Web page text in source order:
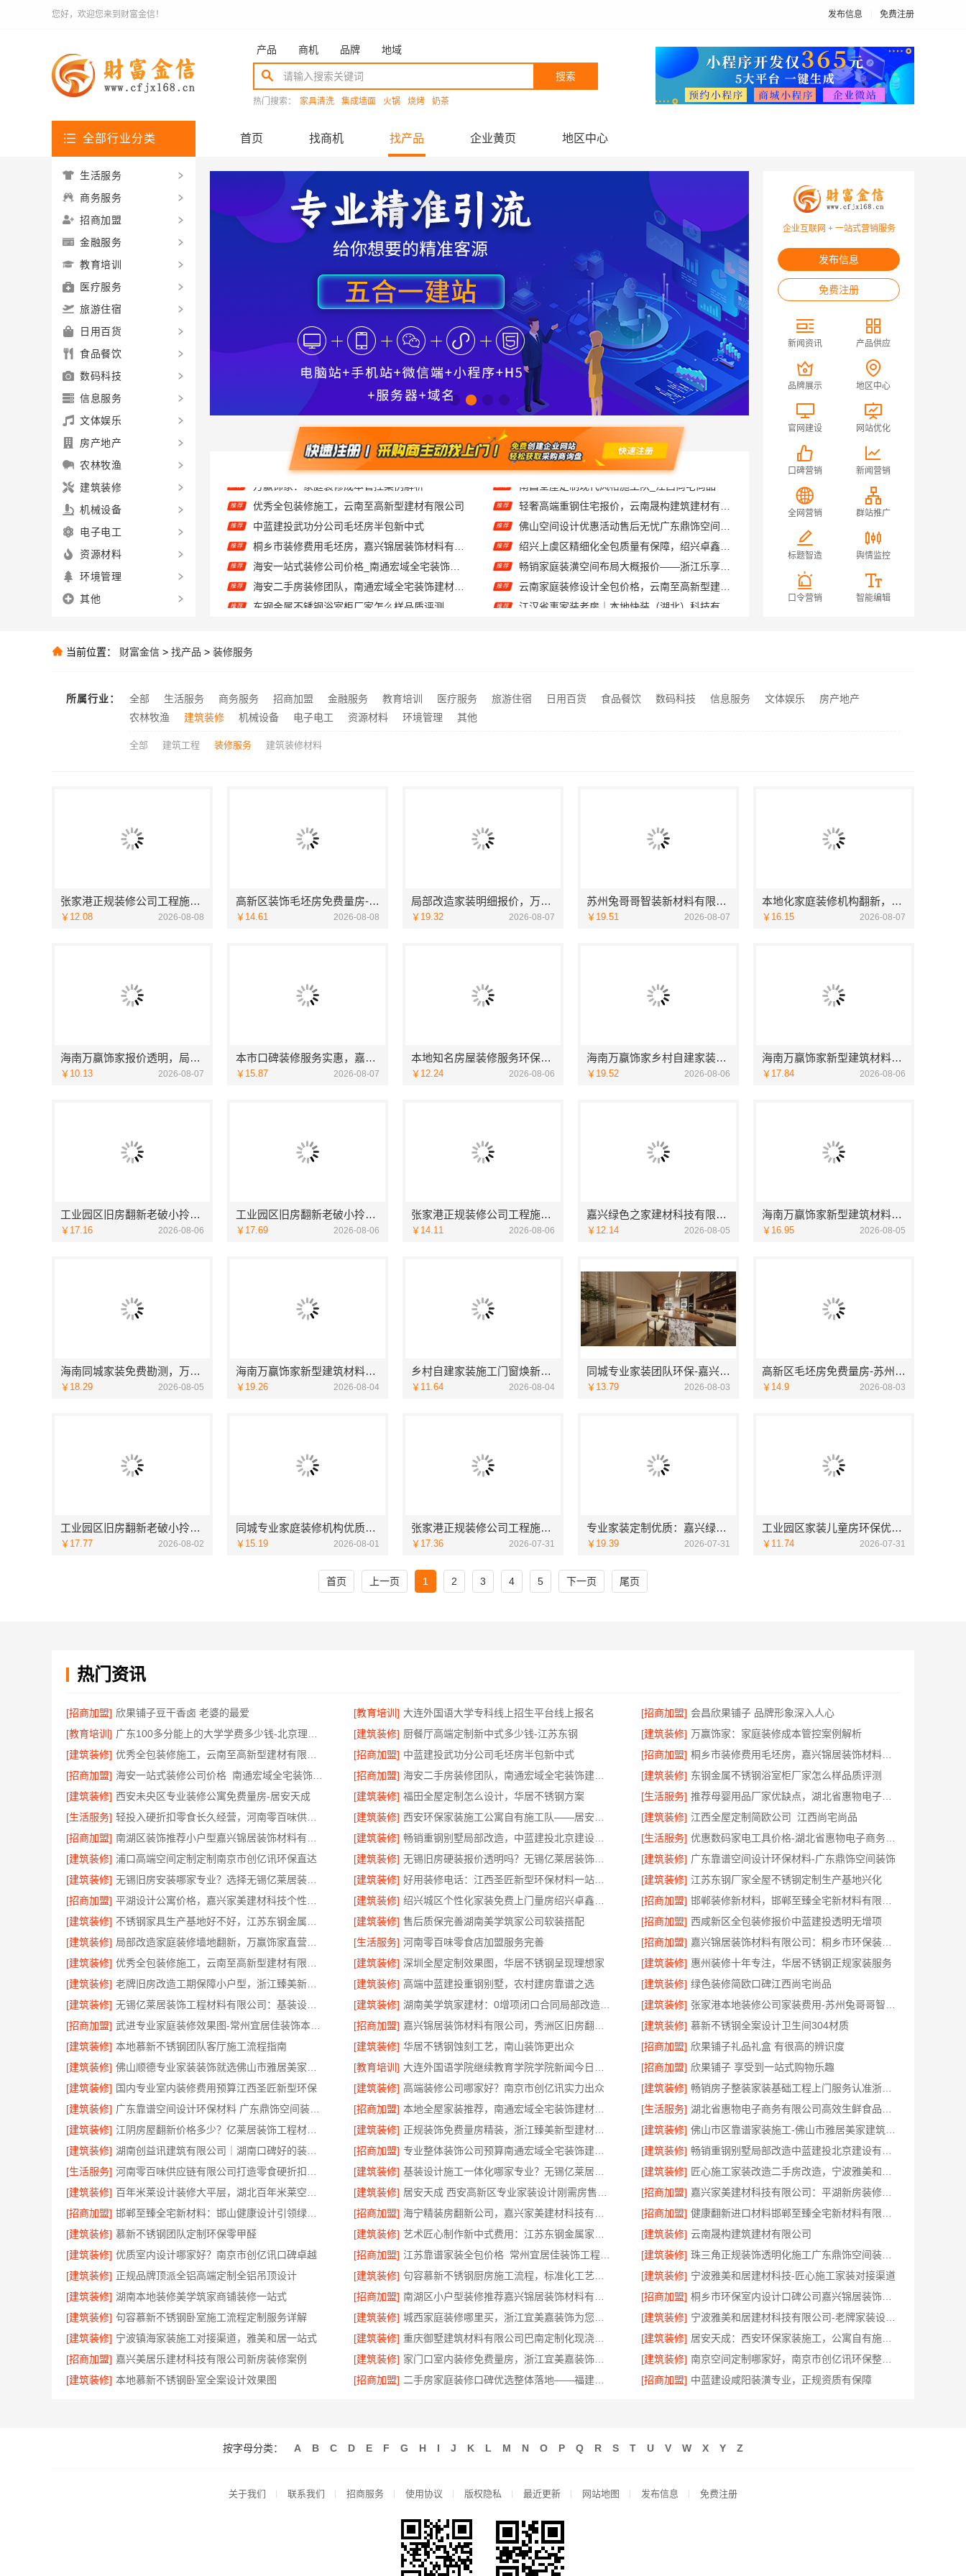
您好，欢迎您来到财富金信！ 发布信息 免费注册
产品 商机 品牌 地域
搜索
热门搜索： 家具清洗 集成墙面 火锅 烧烤 奶茶
全部行业分类 首页 找商机 找产品 企业黄页 地区中心
推荐 优秀全包装修施工，云南至高新型建材有限公司
推荐 中蓝建投武功分公司毛坯房半包新中式
推荐
推荐 海安一站式装修公司价格_南通宏域全宅装饰建材
推荐 海安二手房装修团队，南通宏域全宅装饰建材有限公司
推荐 东钢金属不锈钢浴室柜厂家怎么样品质评测
推荐 欣果铺子豆干香卤 老婆的最爱
推荐
推荐
推荐 佛山空间设计优惠活动售后无忧广东鼎饰空间装饰工程有限公司
推荐 绍兴上虞区精细化全包质量有保障，绍兴卓鑫装饰材料有限公司放心之选
推荐 畅销家庭装潢空间布局大概报价——浙江乐享新材料有限公司
推荐 云南家庭装修设计全包价格，云南至高新型建材有限公司
推荐 江汉省事家装老房｜本地快装（湖北）科技有限公司老房翻新快速交付服务
推荐 糖果布丁购买套餐有优惠吗
企业互联网 + 一站式营销服务
发布信息
免费注册
新闻资讯 产品供应
品牌展示 地区中心
官网建设 网站优化
口碑营销 新闻营销
全网营销 群站推广
标题智造 舆情监控
口令营销 智能编辑
生活服务
商务服务
招商加盟
金融服务
教育培训
医疗服务
旅游住宿
日用百货
食品餐饮
数码科技
信息服务
文体娱乐
房产地产
农林牧渔
建筑装修
机械设备
电子电工
资源材料
环境管理
其他
当前位置： 财富金信 > 找产品 > 装修服务
所属行业： 全部 生活服务 商务服务 招商加盟 金融服务 教育培训 医疗服务 旅游住宿 日用百货 食品餐饮 数码科技 信息服务 文体娱乐
房产地产
农林牧渔
建筑装修 机械设备 电子电工 资源材料 环境管理 其他
全部 建筑工程 装修服务 建筑装修材料
张家港正规装修公司工程施工费用-苏州兔哥哥智装新材料
￥12.08 2026-08-08
高新区装饰毛坯房免费量房-苏州兔哥哥智装新材料
￥14.61 2026-08-08
局部改造家装明细报价，万赢饰家新型建筑材料有限公司精准核算
￥19.32 2026-08-07
苏州兔哥哥智装新材料有限公司婚房设计施工一体化
￥19.51 2026-08-07
本地化家庭装修机构翻新，嘉兴绿色之家建材科技有限公司
￥16.15 2026-08-07
海南万赢饰家报价透明，局部改造居室明细报价
￥10.13 2026-08-07
本市口碑装修服务实惠，嘉兴绿色之家建材科技有限公司
￥15.87 2026-08-07
本地知名房屋装修服务环保_嘉兴绿色之家建材科技有限公司
￥12.24 2026-08-06
海南万赢饰家乡村自建家装施工门窗焕新
￥19.52 2026-08-06
海南万赢饰家新型建筑材料有限公：旧房焕新吊顶造型设计
￥17.84 2026-08-06
工业园区旧房翻新老破小拎包入住，苏州兔哥哥智装新材料有限公司标准施工
￥17.16 2026-08-06
工业园区旧房翻新老破小拎包入住 苏州兔哥哥智装新材料有限公司
￥17.69 2026-08-06
张家港正规装修公司工程施工费用-兔哥哥智装透明报价
￥14.11 2026-08-06
嘉兴绿色之家建材科技有限公司本地化专业室内设计团队省心
￥12.14 2026-08-05
海南万赢饰家新型建筑材料有限公·家装明细报价
￥16.95 2026-08-05
海南同城家装免费勘测，万赢饰家上门规划
￥18.29 2026-08-05
海南万赢饰家新型建筑材料有限公司刚需简约工期提速
￥19.26 2026-08-04
乡村自建家装施工门窗焕新，海南万赢饰家安全规范安装
￥11.64 2026-08-04
同城专业家装团队环保-嘉兴绿色之家建材科技有限公司
￥13.79 2026-08-03
高新区毛坯房免费量房-苏州兔哥哥智装新材料有限公司
￥14.9 2026-08-03
工业园区旧房翻新老破小拎包入住，兔哥哥智装省心又安心
￥17.77 2026-08-02
同城专业家庭装修机构优质，嘉兴绿色之家建材科技有限公司
￥15.19 2026-08-01
张家港正规装修公司工程施工费用：苏州兔哥哥智装新材料有限公司一站式全包详解
￥17.36 2026-07-31
专业家装定制优质：嘉兴绿色之家建材科技有限公司如何打造专属您的梦想家园
￥19.39 2026-07-31
工业园区家装儿童房环保优选-苏州兔哥哥智装新材料有限公司
￥11.74 2026-07-31
首页 上一页 1 2 3 4 5 下一页 尾页
热门资讯
[招商加盟] 欣果铺子豆干香卤 老婆的最爱 [教育培训] 大连外国语大学专科线上招生平台线上报名 [招商加盟] 会昌欣果铺子 品牌形象深入人心
[教育培训]
[建筑装修] 厨餐厅高端定制新中式多少钱-江苏东钢 [建筑装修] 万赢饰家：家庭装修成本管控案例解析
[建筑装修]
[招商加盟] 中蓝建投武功分公司毛坯房半包新中式 [招商加盟]
[招商加盟]
[招商加盟] [建筑装修] 东钢金属不锈钢浴室柜厂家怎么样品质评测
[建筑装修] 西安未央区专业装修公寓免费量房-居安天成 [建筑装修] 福田全屋定制怎么设计，华居不锈钢方案 [生活服务]
[生活服务]
[建筑装修] [建筑装修] 江西全屋定制简欧公司_江西尚宅尚品
[招商加盟]
[建筑装修] [生活服务]
[建筑装修] 浦口高端空间定制定制南京市创亿讯环保直达 [建筑装修] [建筑装修] 广东靠谱空间设计环保材料-广东鼎饰空间装饰
[建筑装修]
[建筑装修] [建筑装修] 江苏东钢厂家全屋不锈钢定制生产基地兴化
[招商加盟]
[建筑装修] [招商加盟]
[建筑装修]
[建筑装修] 售后质保完善湖南美学筑家公司软装搭配 [招商加盟] 西咸新区全包装修报价中蓝建投透明无增项
[建筑装修]
[生活服务] 河南零百味零食店加盟服务完善 [招商加盟]
[建筑装修]
[建筑装修] 深圳全屋定制效果图，华居不锈钢呈现理想家 [建筑装修] 惠州装修十年专注，华居不锈钢正规家装服务
[建筑装修]
[建筑装修] 高端中蓝建投重钢别墅，农村建房靠谱之选 [建筑装修] 绿色装修简欧口碑江西尚宅尚品
[建筑装修]
[建筑装修] [建筑装修]
[招商加盟]
[招商加盟] [建筑装修] 慕新不锈钢全案设计卫生间304材质
[建筑装修] 本地慕新不锈钢团队客厅施工流程指南 [建筑装修] 华居不锈钢蚀刻工艺，南山装饰更出众 [招商加盟] 欣果铺子礼品礼盒 有很高的辨识度
[建筑装修]
[教育培训] [招商加盟] 欣果铺子 享受到一站式购物乐趣
[建筑装修] 国内专业室内装修费用预算江西圣匠新型环保 [建筑装修] 高端装修公司哪家好？南京市创亿讯实力出众 [建筑装修]
[建筑装修]
[招商加盟] [生活服务]
[建筑装修]
[建筑装修] [建筑装修]
[建筑装修]
[招商加盟] [建筑装修]
[生活服务]
[建筑装修] [建筑装修]
[建筑装修]
[建筑装修] [招商加盟]
[招商加盟]
[招商加盟] [招商加盟]
[建筑装修] 慕新不锈钢团队定制环保零甲醛 [建筑装修] [建筑装修] 云南晟构建筑建材有限公司
[建筑装修] 优质室内设计哪家好？南京市创亿讯口碑卓越 [招商加盟] [建筑装修]
[建筑装修] 正规品牌顶派全铝高端定制全铝吊顶设计 [建筑装修] [建筑装修] 宁波雅美和居建材科技-匠心施工家装对接渠道
[建筑装修] 湖南本地装修美学筑家商铺装修一站式 [招商加盟] [招商加盟]
[建筑装修] 句容慕新不锈钢卧室施工流程定制服务详解 [建筑装修] [建筑装修]
[建筑装修] 宁波镇海家装施工对接渠道，雅美和居一站式 [建筑装修] [建筑装修]
[招商加盟] 嘉兴美居乐建材科技有限公司新房装修案例 [建筑装修] [建筑装修]
[建筑装修] 本地慕新不锈钢卧室全案设计效果图 [招商加盟] [招商加盟] 中蓝建设咸阳装潢专业，正规资质有保障
按字母分类： A B C D E F G H I J K L M N O P Q R S T U V W X Y Z
关于我们 联系我们 招商服务 使用协议 版权隐私 最近更新 网站地图 发布信息 免费注册